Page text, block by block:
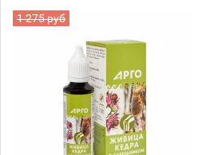
Аппликаторы Ляпко
1 275 руб